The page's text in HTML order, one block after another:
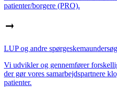
patienter/borgere (PRO).
LUP og andre
Vi udvikler og gennemfører
der gør vores samarbejdspartnere
patienter.